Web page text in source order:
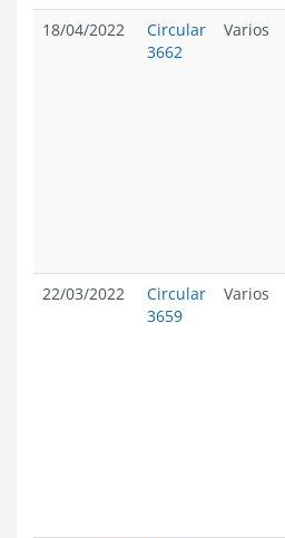
18/04/2022
Circular
3662
Varios
22/03/2022
Circular
3659
Varios